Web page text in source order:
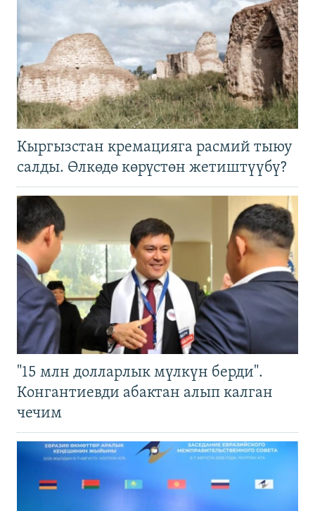
Кыргызстан кремацияга расмий тыюу
салды. Өлкөдө көрүстөн жетиштүүбү?
"15 млн долларлык мүлкүн берди".
Конгантиевди абактан алып калган
чечим